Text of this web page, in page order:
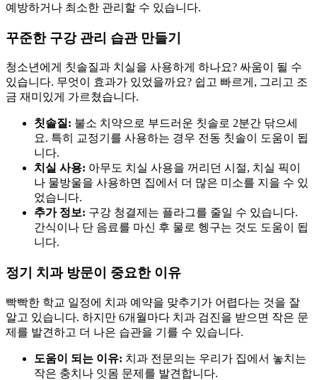
예방하거나 최소한 관리할 수 있습니다.
꾸준한 구강 관리 습관 만들기
청소년에게 칫솔질과 치실을 사용하게 하나요? 싸움이 될 수
있습니다. 무엇이 효과가 있었을까요? 쉽고 빠르게, 그리고 조
금 재미있게 가르쳤습니다.
칫솔질: 불소 치약으로 부드러운 칫솔로 2분간 닦으세
요. 특히 교정기를 사용하는 경우 전동 칫솔이 도움이 됩
니다.
치실 사용: 아무도 치실 사용을 꺼리던 시절, 치실 픽이
나 물방울을 사용하면 집에서 더 많은 미소를 지을 수 있
었습니다.
추가 정보: 구강 청결제는 플라그를 줄일 수 있습니다.
간식이나 단 음료를 마신 후 물로 헹구는 것도 도움이 됩
니다.
정기 치과 방문이 중요한 이유
빡빡한 학교 일정에 치과 예약을 맞추기가 어렵다는 것을 잘
알고 있습니다. 하지만 6개월마다 치과 검진을 받으면 작은 문
제를 발견하고 더 나은 습관을 기를 수 있습니다.
도움이 되는 이유: 치과 전문의는 우리가 집에서 놓치는
작은 충치나 잇몸 문제를 발견합니다.